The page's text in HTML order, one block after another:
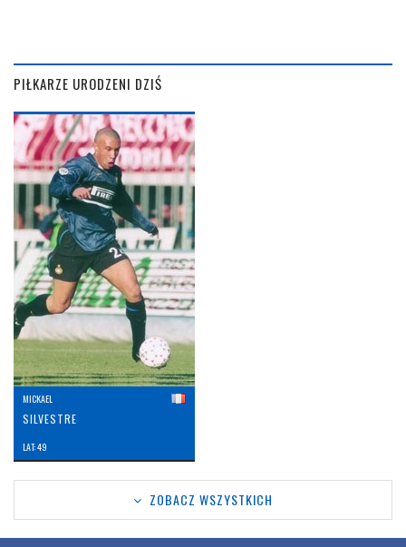
PIŁKARZE URODZENI DZIŚ
MICKAEL
SILVESTRE
LAT: 49
ZOBACZ WSZYSTKICH